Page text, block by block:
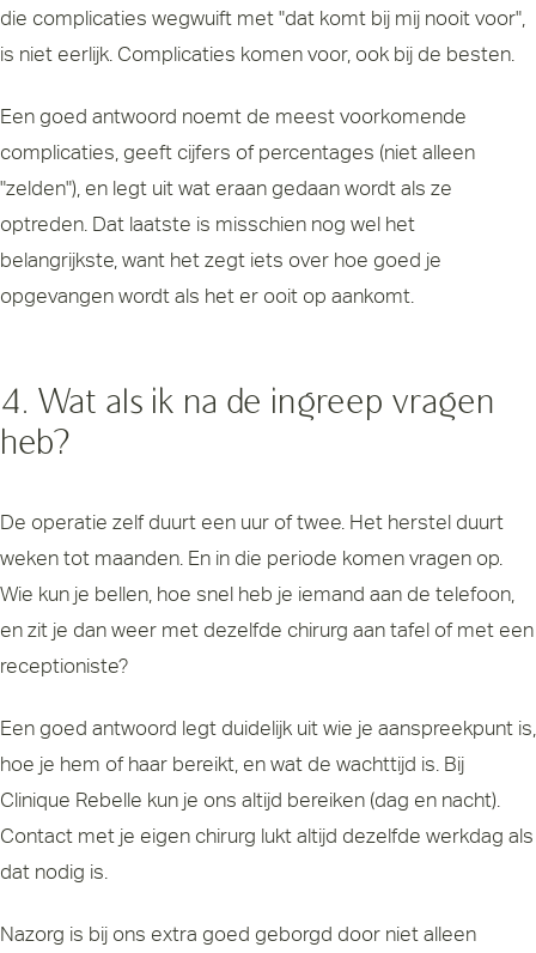
die complicaties wegwuift met "dat komt bij mij nooit voor",
is niet eerlijk. Complicaties komen voor, ook bij de besten.
Een goed antwoord noemt de meest voorkomende
complicaties, geeft cijfers of percentages (niet alleen
"zelden"), en legt uit wat eraan gedaan wordt als ze
optreden. Dat laatste is misschien nog wel het
belangrijkste, want het zegt iets over hoe goed je
opgevangen wordt als het er ooit op aankomt.
4. Wat als ik na de ingreep vragen
heb?
De operatie zelf duurt een uur of twee. Het herstel duurt
weken tot maanden. En in die periode komen vragen op.
Wie kun je bellen, hoe snel heb je iemand aan de telefoon,
en zit je dan weer met dezelfde chirurg aan tafel of met een
receptioniste?
Een goed antwoord legt duidelijk uit wie je aanspreekpunt is,
hoe je hem of haar bereikt, en wat de wachttijd is. Bij
Clinique Rebelle kun je ons altijd bereiken (dag en nacht).
Contact met je eigen chirurg lukt altijd dezelfde werkdag als
dat nodig is.
Nazorg is bij ons extra goed geborgd door niet alleen